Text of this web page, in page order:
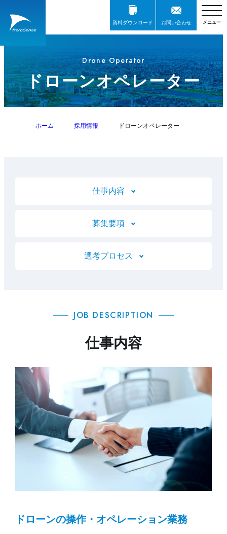
資料ダウンロード お問い合わせ
Drone Operator
ドローンオペレーター
ホーム 採用情報 ドローンオペレーター
仕事内容
募集要項
選考プロセス
JOB DESCRIPTION
仕事内容
ドローンの操作・オペレーション業務